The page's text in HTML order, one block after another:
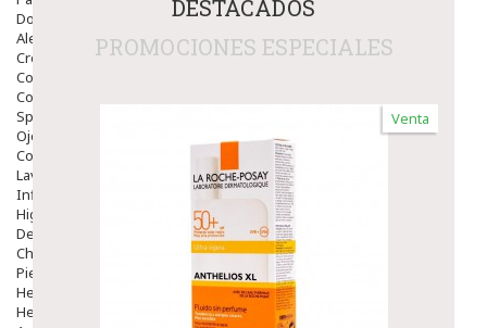
Dolor De Garganta
Alergias Y Picaduras
Cremas
Comprimidos
Colirios
Sprays
Ojos Y Oidos
Congestión
Lavado Ojos
Inflamación Del Oido (otitis)
Higiene Oido
Deshabituación Tabaquismo
Chicles
Piel
Herpes Y Hongos
Heridas Y úlceras
DESTACADOS
PROMOCIONES ESPECIALES
Venta